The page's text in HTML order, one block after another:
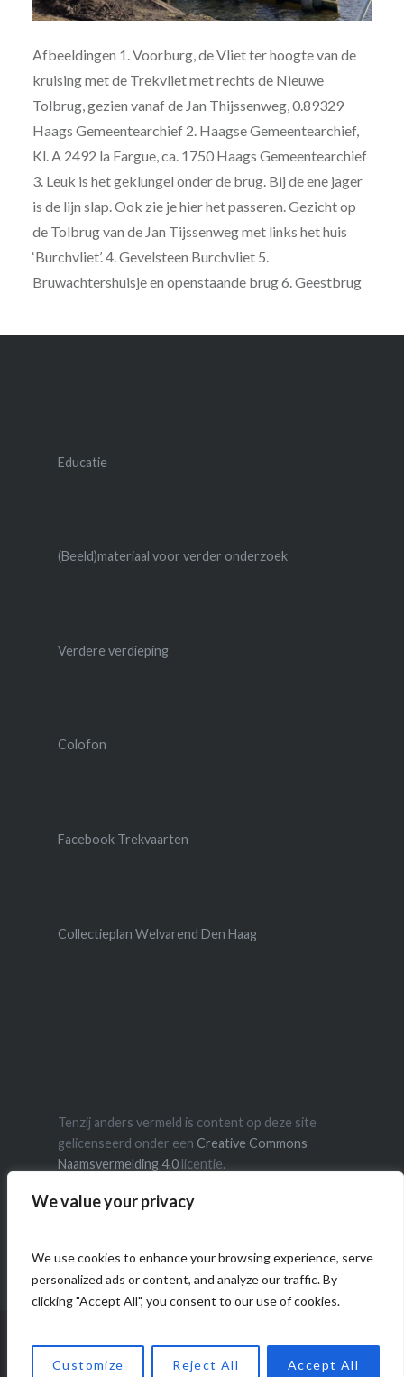
We value your privacy
We use cookies to enhance your browsing experience, serve
personalized ads or content, and analyze our traffic. By
clicking "Accept All", you consent to our use of cookies.
Customize Reject All Accept All
Afbeeldingen 1. Voorburg, de Vliet ter hoogte van de
kruising met de Trekvliet met rechts de Nieuwe
Tolbrug, gezien vanaf de Jan Thijssenweg, 0.89329
Haags Gemeentearchief 2. Haagse Gemeentearchief,
Kl. A 2492 la Fargue, ca. 1750 Haags Gemeentearchief
3. Leuk is het geklungel onder de brug. Bij de ene jager
is de lijn slap. Ook zie je hier het passeren. Gezicht op
de Tolbrug van de Jan Tijssenweg met links het huis
‘Burchvliet’. 4. Gevelsteen Burchvliet 5.
Bruwachtershuisje en openstaande brug 6. Geestbrug
Educatie
(Beeld)materiaal voor verder onderzoek
Verdere verdieping
Colofon
Facebook Trekvaarten
Collectieplan Welvarend Den Haag
Tenzij anders vermeld is content op deze site
gelicenseerd onder een Creative Commons
Naamsvermelding 4.0licentie.
Ondersteund door WordPress|Thema: Dyad door
WordPress.com